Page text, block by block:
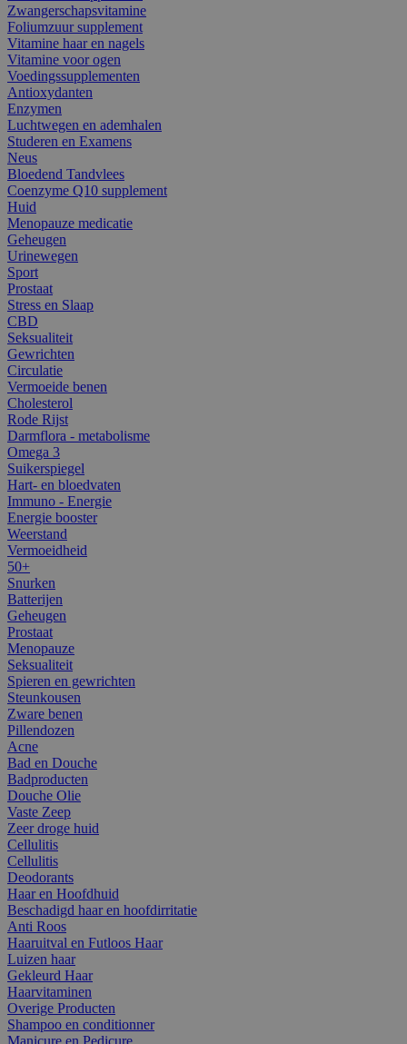
Zwangerschapsvitamine
Foliumzuur supplement
Vitamine haar en nagels
Vitamine voor ogen
Voedingssupplementen
Antioxydanten
Enzymen
Luchtwegen en ademhalen
Studeren en Examens
Neus
Bloedend Tandvlees
Coenzyme Q10 supplement
Huid
Menopauze medicatie
Geheugen
Urinewegen
Sport
Prostaat
Stress en Slaap
CBD
Seksualiteit
Gewrichten
Circulatie
Vermoeide benen
Cholesterol
Rode Rijst
Darmflora - metabolisme
Omega 3
Suikerspiegel
Hart- en bloedvaten
Immuno - Energie
Energie booster
Weerstand
Vermoeidheid
50+
Snurken
Batterijen
Geheugen
Prostaat
Menopauze
Seksualiteit
Spieren en gewrichten
Steunkousen
Zware benen
Pillendozen
Acne
Bad en Douche
Badproducten
Douche Olie
Vaste Zeep
Zeer droge huid
Cellulitis
Cellulitis
Deodorants
Haar en Hoofdhuid
Beschadigd haar en hoofdirritatie
Anti Roos
Haaruitval en Futloos Haar
Luizen haar
Gekleurd Haar
Haarvitaminen
Overige Producten
Shampoo en conditionner
Manicure en Pedicure